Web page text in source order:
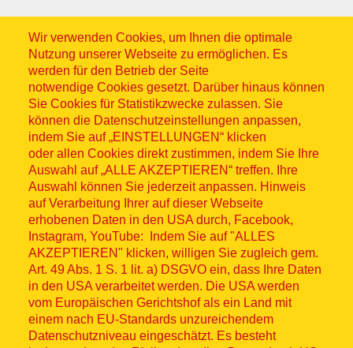
Wir verwenden Cookies, um Ihnen die optimale
Nutzung unserer Webseite zu ermöglichen. Es
werden für den Betrieb der Seite
notwendige Cookies gesetzt. Darüber hinaus können
Sie Cookies für Statistikzwecke zulassen. Sie
können die Datenschutzeinstellungen anpassen,
indem Sie auf „EINSTELLUNGEN“ klicken
oder allen Cookies direkt zustimmen, indem Sie Ihre
Auswahl auf „ALLE AKZEPTIEREN“ treffen. Ihre
Auswahl können Sie jederzeit anpassen. Hinweis
auf Verarbeitung Ihrer auf dieser Webseite
erhobenen Daten in den USA durch, Facebook,
Instagram, YouTube: Indem Sie auf "ALLES
AKZEPTIEREN" klicken, willigen Sie zugleich gem.
Art. 49 Abs. 1 S. 1 lit. a) DSGVO ein, dass Ihre Daten
in den USA verarbeitet werden. Die USA werden
vom Europäischen Gerichtshof als ein Land mit
einem nach EU-Standards unzureichendem
Datenschutzniveau eingeschätzt. Es besteht
Sitemap
© ASB 2026
Fußzeilenmenü
Impressum
Datenschutz
Kontakt
Hinweisgebersystem